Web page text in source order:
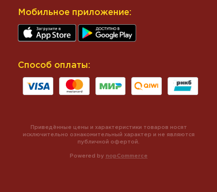
Мобильное приложение:
Способ оплаты:
Powered by nopCommerce
Приведённые цены и характеристики товаров носят
исключительно ознакомительный характер и не являются
публичной офертой.